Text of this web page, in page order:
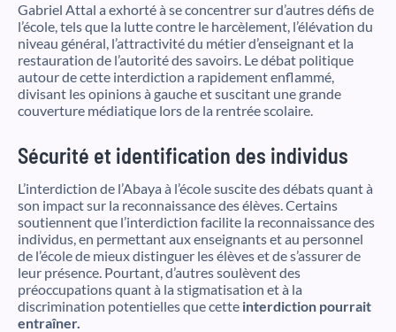
Gabriel Attal a exhorté à se concentrer sur d’autres défis de
l’école, tels que la lutte contre le harcèlement, l’élévation du
niveau général, l’attractivité du métier d’enseignant et la
restauration de l’autorité des savoirs. Le débat politique
autour de cette interdiction a rapidement enflammé,
divisant les opinions à gauche et suscitant une grande
couverture médiatique lors de la rentrée scolaire.
Sécurité et identification des individus
L’interdiction de l’Abaya à l’école suscite des débats quant à
son impact sur la reconnaissance des élèves. Certains
soutiennent que l’interdiction facilite la reconnaissance des
individus, en permettant aux enseignants et au personnel
de l’école de mieux distinguer les élèves et de s’assurer de
leur présence. Pourtant, d’autres soulèvent des
préoccupations quant à la stigmatisation et à la
discrimination potentielles que cette interdiction pourrait
entraîner.